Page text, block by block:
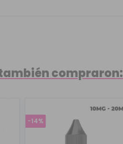
compraron:
-14%